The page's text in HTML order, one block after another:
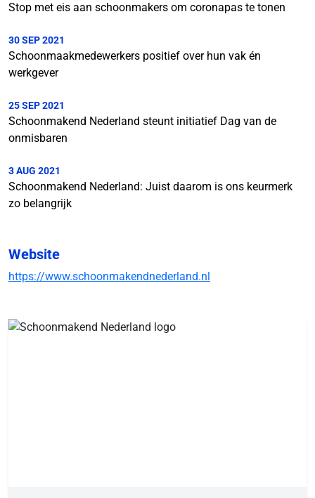
Stop met eis aan schoonmakers om coronapas te tonen
30 SEP 2021
Schoonmaakmedewerkers positief over hun vak én
werkgever
25 SEP 2021
Schoonmakend Nederland steunt initiatief Dag van de
onmisbaren
3 AUG 2021
Schoonmakend Nederland: Juist daarom is ons keurmerk
zo belangrijk
Website
https://www.schoonmakendnederland.nl